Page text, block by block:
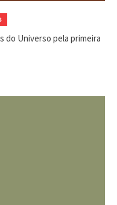
do Universo pela primeira